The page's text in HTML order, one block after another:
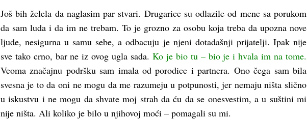
Još bih želela da naglasim par stvari. Drugarice su odlazile od mene sa porukom
da sam luda i da im ne trebam. To je grozno za osobu koja treba da upozna nove
ljude, nesigurna u samu sebe, a odbacuju je njeni dotadašnji prijatelji. Ipak nije
sve tako crno, bar ne iz ovog ugla sada. Ko je bio tu – bio je i hvala im na tome.
Veoma značajnu podršku sam imala od porodice i partnera. Ono čega sam bila
svesna je to da oni ne mogu da me razumeju u potpunosti, jer nemaju ništa slično
u iskustvu i ne mogu da shvate moj strah da ću da se onesvestim, a u suštini mi
nije ništa. Ali koliko je bilo u njihovoj moći – pomagali su mi.